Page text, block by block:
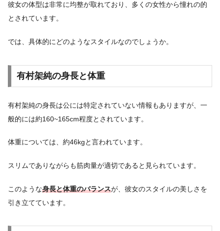
彼女の体型は非常に均整が取れており、多くの女性から憧れの的
とされています。
では、具体的にどのようなスタイルなのでしょうか。
有村架純の身長と体重
有村架純の身長は公には特定されていない情報もありますが、一
般的には約160~165cm程度とされています。
体重については、約46kgと言われています。
スリムでありながらも筋肉量が適切であると見られています。
このような身長と体重のバランスが、彼女のスタイルの美しさを
引き立てています。